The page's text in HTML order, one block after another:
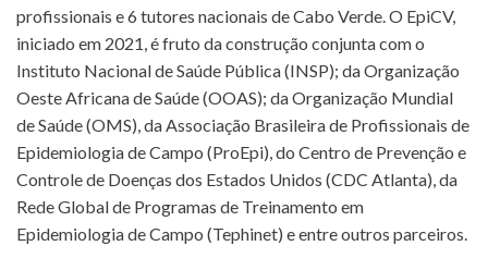
profissionais e 6 tutores nacionais de Cabo Verde. O EpiCV,
iniciado em 2021, é fruto da construção conjunta com o
Instituto Nacional de Saúde Pública (INSP); da Organização
Oeste Africana de Saúde (OOAS); da Organização Mundial
de Saúde (OMS), da Associação Brasileira de Profissionais de
Epidemiologia de Campo (ProEpi), do Centro de Prevenção e
Controle de Doenças dos Estados Unidos (CDC Atlanta), da
Rede Global de Programas de Treinamento em
Epidemiologia de Campo (Tephinet) e entre outros parceiros.